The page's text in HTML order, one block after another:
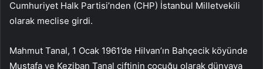
Cumhuriyet Halk Partisi’nden (CHP) İstanbul Milletvekili
olarak meclise girdi.
Mahmut Tanal, 1 Ocak 1961’de Hilvan’ın Bahçecik köyünde
Mustafa ve Keziban Tanal çiftinin çocuğu olarak dünyaya